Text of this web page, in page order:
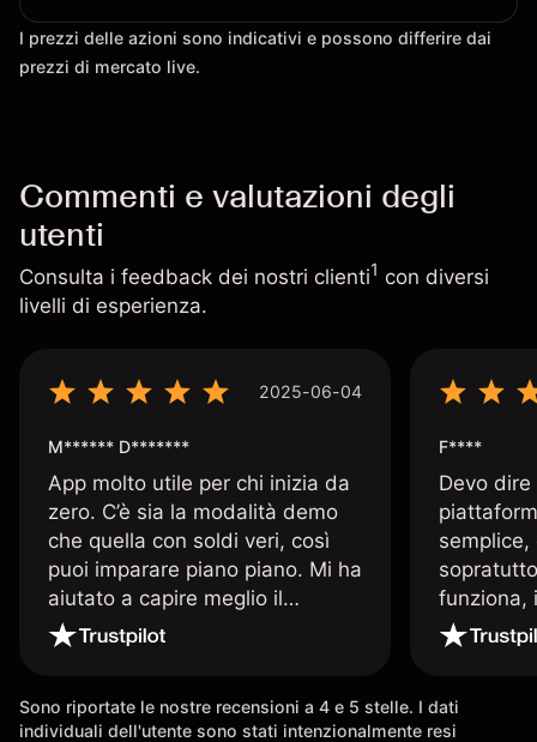
I prezzi delle azioni sono indicativi e possono differire dai
prezzi di mercato live.
Commenti e valutazioni degli
utenti
Consulta i feedback dei nostri clienti1 con diversi
livelli di esperienza.
2025-06-04
M****** D*******
App molto utile per chi inizia da
zero. C’è sia la modalità demo
che quella con soldi veri, così
puoi imparare piano piano. Mi ha
aiutato a capire meglio il
trading. La consiglio a chi parte
senza esperienza.
F****
Devo
funziona,
Davide e'
spiega
Sono riportate le nostre recensioni a 4 e 5 stelle. I dati
individuali dell'utente sono stati intenzionalmente resi